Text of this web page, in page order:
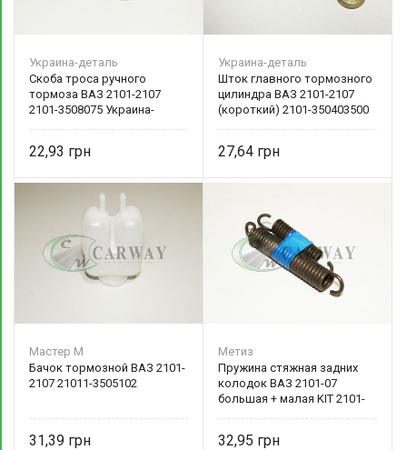
Украина-деталь
Скоба троса ручного
тормоза ВАЗ 2101-2107
2101-3508075 Украина-
22,93
Украина-деталь
Шток главного тормозного
цилиндра ВАЗ 2101-2107
(короткий) 2101-350403500
27,64
Мастер М
Бачок тормозной ВАЗ 2101-
2107 21011-3505102
31,39
Метиз
Пружина стяжная задних
колодок ВАЗ 2101-07
большая + малая KIT 2101-
32,95